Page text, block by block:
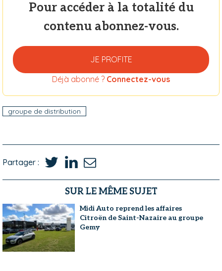
Pour accéder à la totalité du
contenu abonnez-vous.
JE PROFITE
Déjà abonné ? Connectez-vous
groupe de distribution
Partager :
SUR LE MÊME SUJET
Midi Auto reprend les affaires
Citroën de Saint-Nazaire au groupe
Gemy